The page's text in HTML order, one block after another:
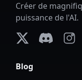
Créer de
puissance de l'AI.
Blog